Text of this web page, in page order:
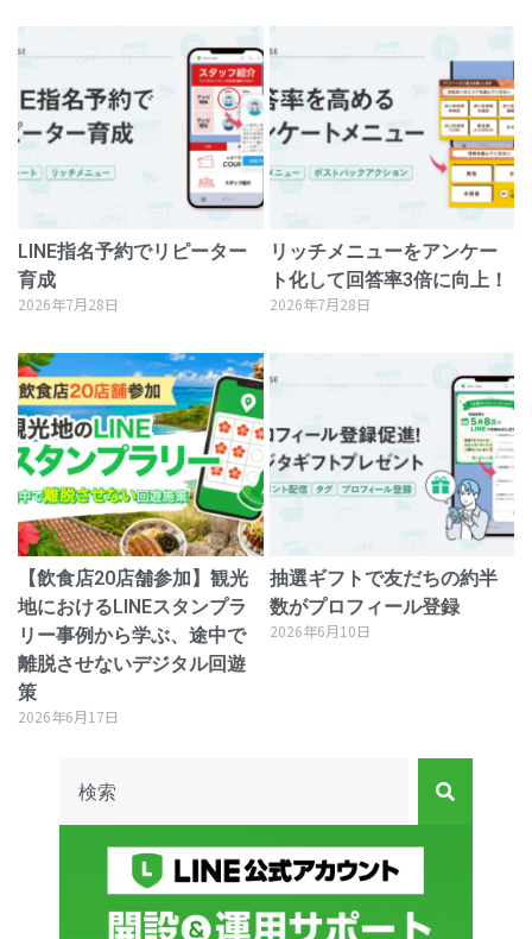
LINE指名予約でリピーター
育成
2026年7月28日
リッチメニューをアンケー
ト化して回答率3倍に向上！
2026年7月28日
【飲食店20店舗参加】観光
地におけるLINEスタンプラ
リー事例から学ぶ、途中で
離脱させないデジタル回遊
策
2026年6月17日
抽選ギフトで友だちの約半
数がプロフィール登録
2026年6月10日